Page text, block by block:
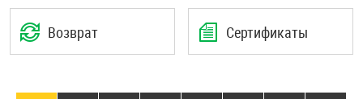
Возврат Сертификаты